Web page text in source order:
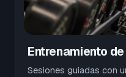
Entrenamiento
Sesiones guiadas con